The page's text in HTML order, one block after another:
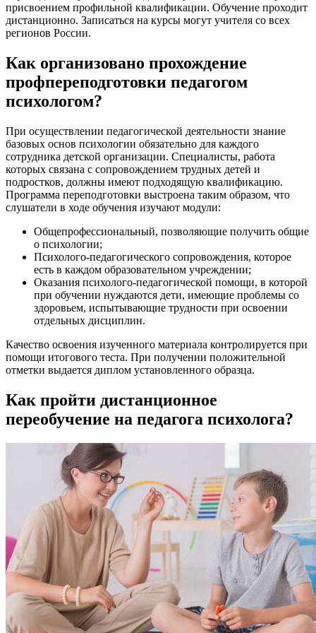
присвоением профильной квалификации. Обучение проходит
дистанционно. Записаться на курсы могут учителя со всех
регионов России.
Как организовано прохождение
профпереподготовки педагогом
психологом?
При осуществлении педагогической деятельности знание
базовых основ психологии обязательно для каждого
сотрудника детской организации. Специалисты, работа
которых связана с сопровождением трудных детей и
подростков, должны имеют подходящую квалификацию.
Программа переподготовки выстроена таким образом, что
слушатели в ходе обучения изучают модули:
Общепрофессиональный, позволяющие получить общие
о психологии;
Психолого-педагогического сопровождения, которое
есть в каждом образовательном учреждении;
Оказания психолого-педагогической помощи, в которой
при обучении нуждаются дети, имеющие проблемы со
здоровьем, испытывающие трудности при освоении
отдельных дисциплин.
Качество освоения изученного материала контролируется при
помощи итогового теста. При получении положительной
отметки выдается диплом установленного образца.
Как пройти дистанционное
переобучение на педагога психолога?